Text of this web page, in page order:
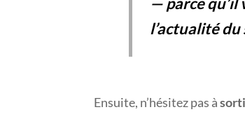
l’actualité
Ensuite, n’hésitez pas à